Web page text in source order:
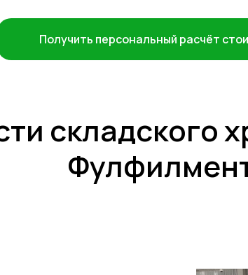
Получить персональный расчёт
складского